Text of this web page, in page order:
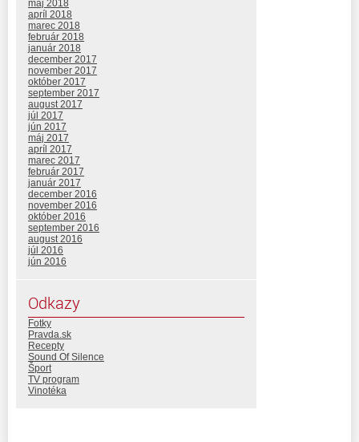
máj 2018
apríl 2018
marec 2018
február 2018
január 2018
december 2017
november 2017
október 2017
september 2017
august 2017
júl 2017
jún 2017
máj 2017
apríl 2017
marec 2017
február 2017
január 2017
december 2016
november 2016
október 2016
september 2016
august 2016
júl 2016
jún 2016
Odkazy
Fotky
Pravda.sk
Recepty
Sound Of Silence
Šport
TV program
Vinotéka